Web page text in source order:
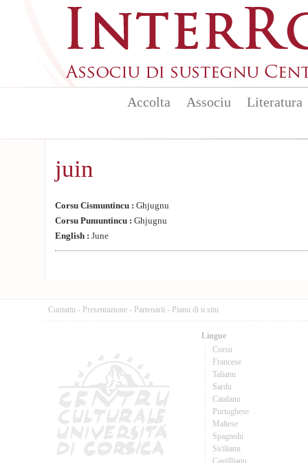
Accolta Associu Literatura
juin
Corsu Cismuntincu : Ghjugnu
Corsu Pumuntincu : Ghjugnu
English : June
Cuntattu - Presentazione - Partenarii - Pianu di u situ
Lingue
Corsu
Francese
Talianu
Sardu
Catalanu
Purtughese
Maltese
Spagnolu
Sicilianu
Castillianu